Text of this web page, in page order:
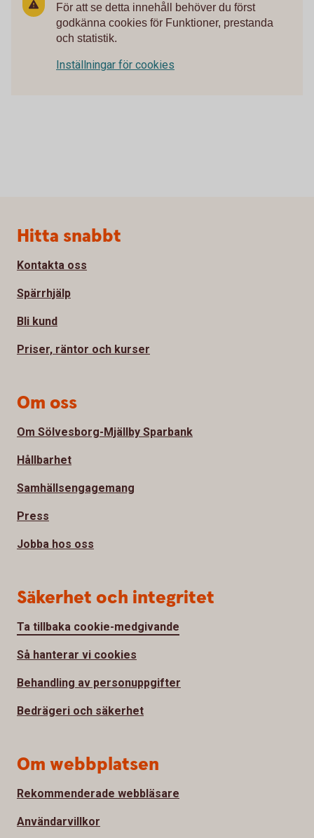
För att se detta innehåll behöver du först
godkänna cookies för Funktioner, prestanda
och statistik.
Inställningar för cookies
Sidfot
Hitta snabbt
Kontakta oss
Spärrhjälp
Bli kund
Priser, räntor och kurser
Om oss
Om Sölvesborg-Mjällby Sparbank
Hållbarhet
Samhällsengagemang
Press
Jobba hos oss
Säkerhet och integritet
Ta tillbaka cookie-medgivande
Så hanterar vi cookies
Behandling av personuppgifter
Bedrägeri och säkerhet
Om webbplatsen
Rekommenderade webbläsare
Användarvillkor